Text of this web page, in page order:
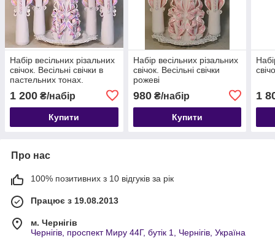
Набір весільних різальних
свічок. Весільні свічки в
пастельних тонах.
1 200 ₴/набір
Купити
Набір весільних різальних
свічок. Весільні свічки
рожеві
980₴/набір
Купити
1
Про нас
100% позитивних з 10 відгуків за рік
Працює з 19.08.2013
м. Чернігів
Чернігів, проспект Миру 44Г, бутік 1, Чернігів, Україна